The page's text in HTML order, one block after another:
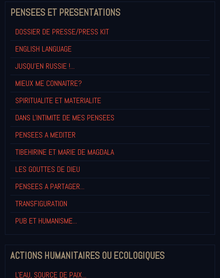
PENSEES ET PRESENTATIONS
DOSSIER DE PRESSE/PRESS KIT
ENGLISH LANGUAGE
JUSQU'EN RUSSIE !...
MIEUX ME CONNAITRE?
SPIRITUALITE ET MATERIALITE
DANS L'INTIMITE DE MES PENSEES
PENSEES A MEDITER
TIBEHIRINE ET MARIE DE MAGDALA
LES GOUTTES DE DIEU
PENSEES A PARTAGER...
TRANSFIGURATION
PUB ET HUMANISME...
ACTIONS HUMANITAIRES OU ECOLOGIQUES
L'EAU, SOURCE DE PAIX...